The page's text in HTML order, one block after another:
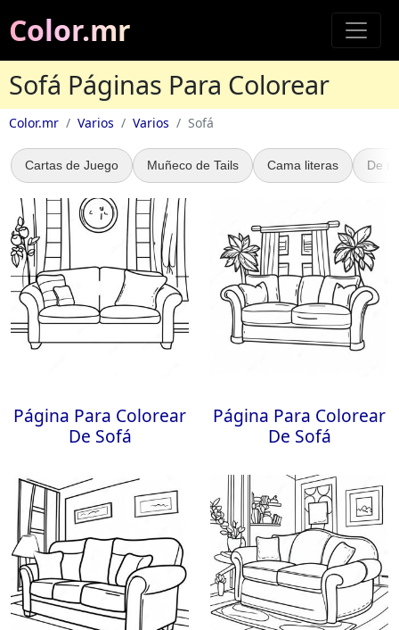
Color.mr
Sofá Páginas Para Colorear
Color.mr Varios Varios Sofá
Cartas de Juego Muñeco de Tails Cama literas De
Página Para Colorear
De Sofá
Página Para Colorear
De Sofá